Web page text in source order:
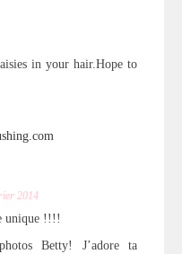
in your hair.Hope to
2014
unique !!!!
Betty! J’adore ta